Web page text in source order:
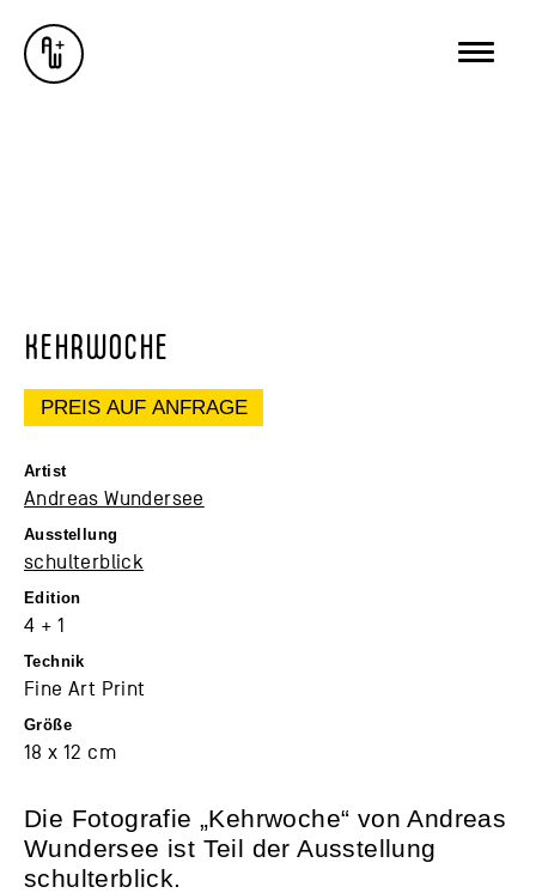
KEHRWOCHE
PREIS AUF ANFRAGE
Artist
Andreas Wundersee
Ausstellung
schulterblick
Edition
4 + 1
Technik
Fine Art Print
Größe
18 x 12 cm
Die Fotografie „Kehrwoche“ von Andreas
Wundersee ist Teil der Ausstellung
schulterblick.